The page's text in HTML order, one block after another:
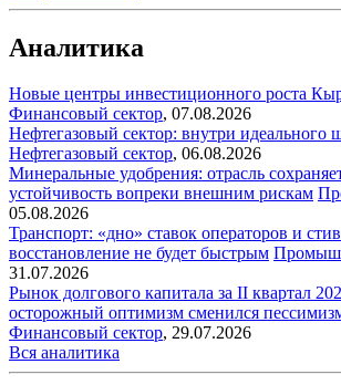
Аналитика
Новые центры инвестиционного роста
Финансовый сектор, 07.08.2026
Нефтегазовый сектор: внутри идеального
Нефтегазовый сектор, 06.08.2026
Минеральные удобрения: отрасль
устойчивость вопреки внешним рискам
05.08.2026
Транспорт: «дно» ставок операторов и
восстановление не будет быстрым
31.07.2026
Рынок долгового капитала за II квартал
осторожный оптимизм сменился
Финансовый сектор, 29.07.2026
Вся аналитика